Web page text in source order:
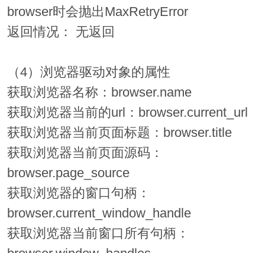
browser时会抛出MaxRetryError
返回情况： 无返回
（4）浏览器驱动对象的属性
获取浏览器名称：browser.name
获取浏览器当前的url：browser.current_url
获取浏览器当前页面标题：browser.title
获取浏览器当前页面源码：
browser.page_source
获取浏览器的窗口句柄：
browser.current_window_handle
获取浏览器当前窗口所有句柄：